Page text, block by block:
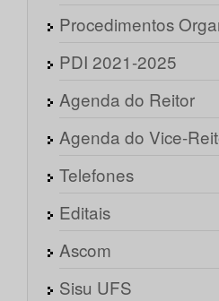
Procedimentos
PDI 2021-2025
Agenda do Reitor
Agenda do Vice-
Telefones
Editais
Ascom
Sisu UFS